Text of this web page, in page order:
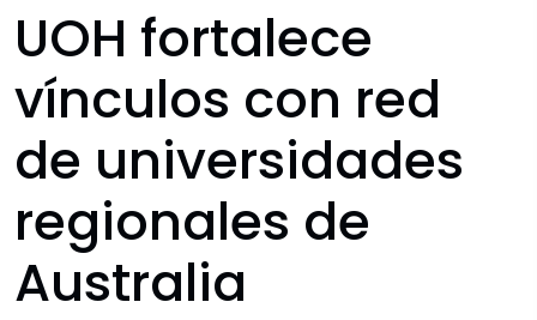
UOH fortalece
vínculos con red
de universidades
regionales de
Australia